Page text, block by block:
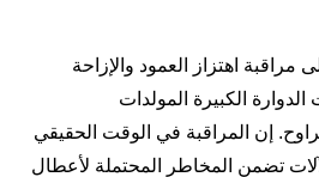
مراقبة اهتزاز العمود والإزاحة
الكبيرة المولدات
إن المراقبة في الوقت الحقيقي
تضمن المخاطر المحتملة لأعطال